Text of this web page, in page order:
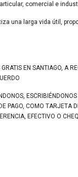
comercial e
una larga vida útil,
EN SANTIAGO, A
PAGO, COMO TARJETA
EFECTIVO O